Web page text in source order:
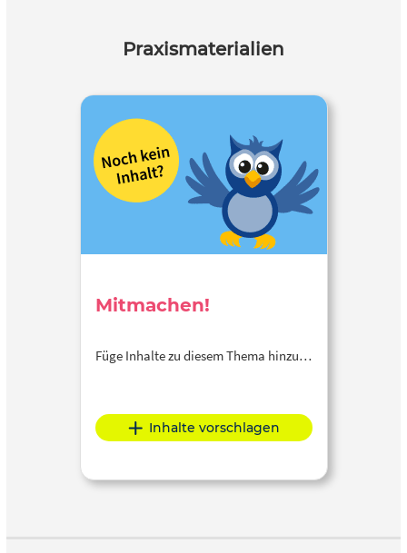
Praxismaterialien
Mitmachen!
Füge Inhalte zu diesem Thema hinzu…
Inhalte vorschlagen